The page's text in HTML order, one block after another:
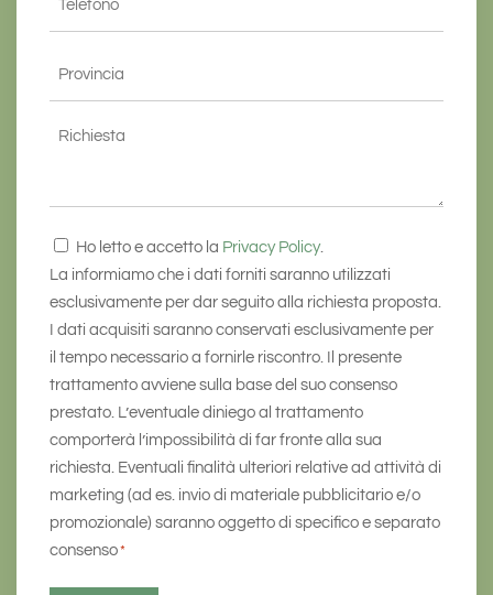
Richiesta
Consenso
*
Ho letto e accetto la Privacy Policy.
La informiamo che i dati forniti saranno utilizzati
esclusivamente per dar seguito alla richiesta proposta.
I dati acquisiti saranno conservati esclusivamente per
il tempo necessario a fornirle riscontro. Il presente
trattamento avviene sulla base del suo consenso
prestato. L’eventuale diniego al trattamento
comporterà l’impossibilità di far fronte alla sua
richiesta. Eventuali finalità ulteriori relative ad attività di
marketing (ad es. invio di materiale pubblicitario e/o
promozionale) saranno oggetto di specifico e separato
consenso*